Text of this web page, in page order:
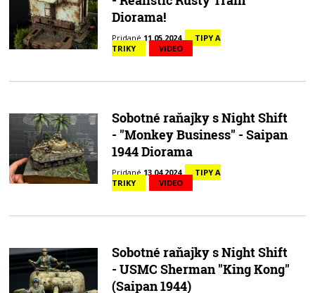
Diorama!
Pridané11.05.2024
TIPY A
TRIKY
VIDEO
Sobotné raňajky s Night Shift
- "Monkey Business" - Saipan
1944 Diorama
Pridané13.04.2024
TIPY A
TRIKY
VIDEO
Sobotné raňajky s Night Shift
- USMC Sherman "King Kong"
(Saipan 1944)